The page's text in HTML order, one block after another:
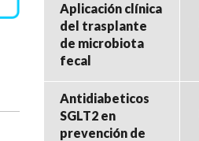
Aplicación clínica
del trasplante
de microbiota
fecal
Antidiabeticos
SGLT2 en
prevención de